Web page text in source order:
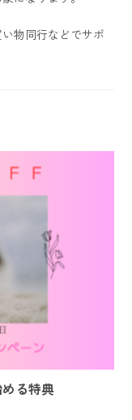
物同行などでサポ
る特典